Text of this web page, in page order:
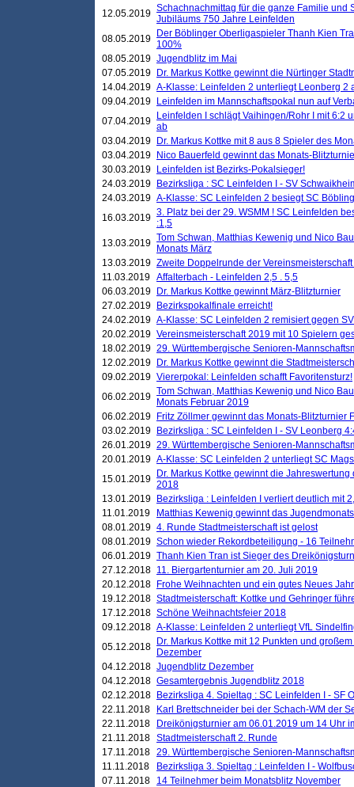
12.05.2019 Schachnachmittag für die ganze Familie und
Jubiläums 750 Jahre Leinfelden
08.05.2019
Der Böblinger Oberligaspieler Thanh Kien
100%
08.05.2019 Jugendblitz im Mai
07.05.2019
Dr. Markus Kottke gewinnt die Nürtinger
14.04.2019 A-Klasse: Leinfelden 2 unterliegt Leonberg 2
09.04.2019
Leinfelden im Mannschaftspokal nun auf
07.04.2019
Leinfelden I schlägt Vaihingen/Rohr I mit 6:2
ab
03.04.2019
Dr. Markus Kottke mit 8 aus 8 Spieler des
03.04.2019
Nico Bauerfeld gewinnt das Monats-
30.03.2019
Leinfelden ist Bezirks-Pokalsieger!
24.03.2019
Bezirksliga : SC Leinfelden I - SV
24.03.2019 A-Klasse: SC Leinfelden 2 besiegt SC
16.03.2019 3. Platz bei der 29. WSMM ! SC Leinfelden
:1,5
13.03.2019 Tom Schwan, Matthias Kewenig und Nico
Monats März
13.03.2019 Zweite Doppelrunde der
11.03.2019 Affalterbach - Leinfelden 2,5 . 5,5
06.03.2019
Dr. Markus Kottke gewinnt März-Blitzturnier
27.02.2019
Bezirkspokalfinale erreicht!
24.02.2019 A-Klasse: SC Leinfelden 2 remisiert gegen
20.02.2019 Vereinsmeisterschaft 2019 mit 10 Spielern
18.02.2019 29. Württembergische Senioren-
12.02.2019
Dr. Markus Kottke gewinnt die
09.02.2019 Viererpokal: Leinfelden schafft Favoritensturz!
06.02.2019 Tom Schwan, Matthias Kewenig und Nico
Monats Februar 2019
06.02.2019
Fritz Zöllmer gewinnt das Monats-Blitzturnier
03.02.2019
Bezirksliga : SC Leinfelden I - SV Leonberg
26.01.2019 29. Württembergische Senioren-
20.01.2019 A-Klasse: SC Leinfelden 2 unterliegt SC
15.01.2019
Dr. Markus Kottke gewinnt die
2018
13.01.2019
Bezirksliga : Leinfelden I verliert deutlich mit
11.01.2019
Matthias Kewenig gewinnt das
08.01.2019 4. Runde Stadtmeisterschaft ist gelost
08.01.2019 Schon wieder Rekordbeteiligung - 16
06.01.2019 Thanh Kien Tran ist Sieger des
27.12.2018 11. Biergartenturnier am 20. Juli 2019
20.12.2018
Frohe Weihnachten und ein gutes Neues
19.12.2018 Stadtmeisterschaft: Kottke und Gehringer
17.12.2018 Schöne Weihnachtsfeier 2018
09.12.2018 A-Klasse: Leinfelden 2 unterliegt VfL
05.12.2018
Dr. Markus Kottke mit 12 Punkten und
Dezember
04.12.2018 Jugendblitz Dezember
04.12.2018 Gesamtergebnis Jugendblitz 2018
02.12.2018
Bezirksliga 4. Spieltag : SC Leinfelden I - SF
22.11.2018
Karl Brettschneider bei der Schach-WM der
22.11.2018
Dreikönigsturnier am 06.01.2019 um 14 Uhr
21.11.2018 Stadtmeisterschaft 2. Runde
17.11.2018 29. Württembergische Senioren-
11.11.2018
Bezirksliga 3. Spieltag : Leinfelden I -
07.11.2018
14 Teilnehmer beim Monatsblitz November